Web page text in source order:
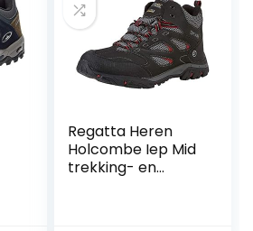
Regatta Heren
Holcombe Iep Mid
trekking- en